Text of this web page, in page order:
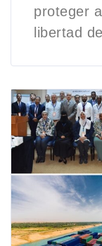
proteger
libertad